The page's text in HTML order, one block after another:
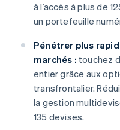
à l’accès à plus de
un portefeuille
Pénétrer plus
marchés : touchez
entier grâce aux
transfrontalier.
la gestion
135 devises.